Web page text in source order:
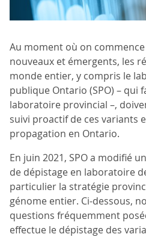
Au moment où on
nouveaux et émergents, les
monde entier, y compris le
publique Ontario (SPO) – qui
laboratoire provincial –,
suivi proactif de ces variants
propagation en Ontario.
En juin 2021, SPO a modifié
de dépistage en laboratoire
particulier la stratégie
génome entier. Ci-dessous,
questions fréquemment
effectue le dépistage des